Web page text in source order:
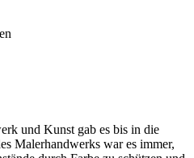
und Kunst gab es bis in die
Malerhandwerks war es immer,